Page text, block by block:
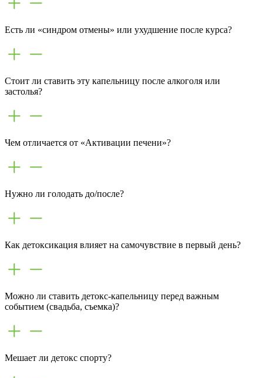
Есть ли «синдром отмены» или ухудшение после курса?
Стоит ли ставить эту капельницу после алкоголя или
застолья?
Чем отличается от «Активации печени»?
Нужно ли голодать до/после?
Как детоксикация влияет на самочувствие в первый день?
Можно ли ставить детокс-капельницу перед важным
событием (свадьба, съемка)?
Мешает ли детокс спорту?